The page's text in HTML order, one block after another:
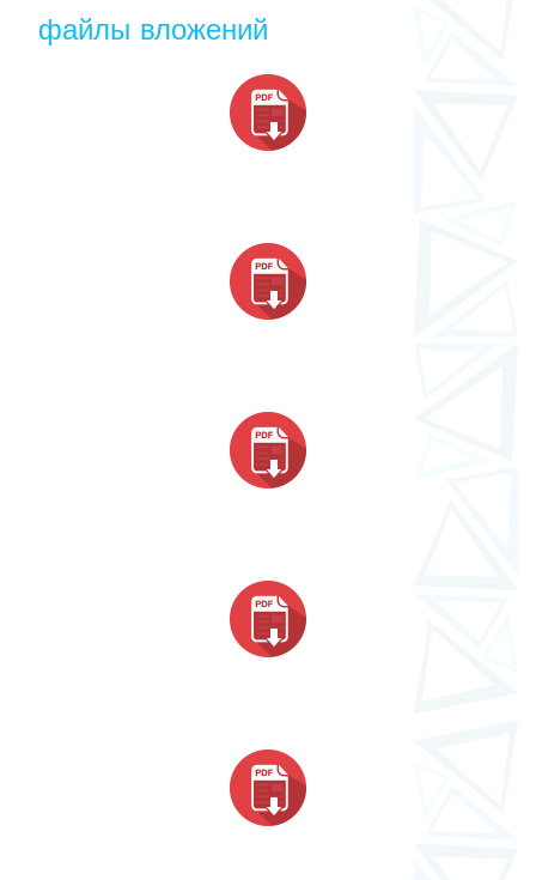
файлы вложений